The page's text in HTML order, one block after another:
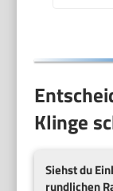
Klinge
Siehst du
rundlichen